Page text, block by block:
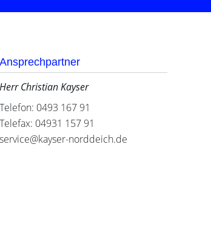
Ansprechpartner
Herr Christian Kayser
Telefon: 0493 167 91
Telefax: 04931 157 91
service@kayser-norddeich.de